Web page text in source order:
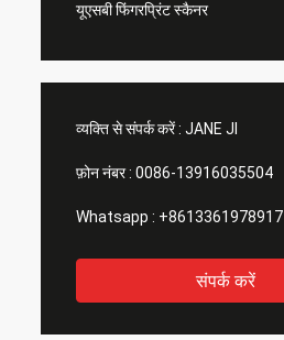
यूएसबी फिंगरप्रिंट स्कैनर
व्यक्ति से संपर्क करें : JANE JI
फ़ोन नंबर : 0086-13916035504
Whatsapp : +8613361978917
संपर्क करें